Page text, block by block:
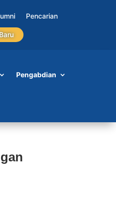
Pencarian
Pengabdian